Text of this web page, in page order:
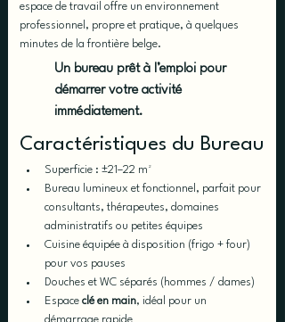
espace de travail offre un environnement
professionnel, propre et pratique, à quelques
minutes de la frontière belge.
Un bureau prêt à l’emploi pour
démarrer votre activité
immédiatement.
Caractéristiques du Bureau
Superficie : ±21–22 m²
Bureau lumineux et fonctionnel, parfait pour
consultants, thérapeutes, domaines
administratifs ou petites équipes
Cuisine équipée à disposition (frigo + four)
pour vos pauses
Douches et WC séparés (hommes / dames)
Espace clé en main, idéal pour un